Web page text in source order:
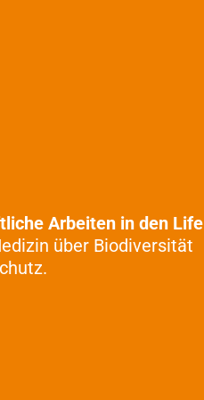
Arbeiten in den Life
über Biodiversität